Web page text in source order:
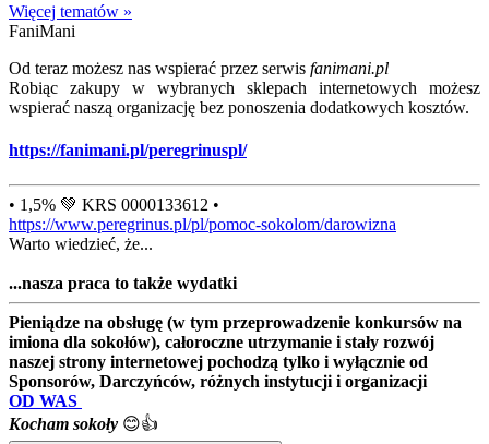
Więcej tematów »
FaniMani
Od teraz możesz nas wspierać przez serwis fanimani.pl
Robiąc zakupy w wybranych sklepach internetowych możesz
wspierać naszą organizację bez ponoszenia dodatkowych kosztów.
https://fanimani.pl/peregrinuspl/
• 1,5% 💚 KRS 0000133612 •
https://www.peregrinus.pl/pl/pomoc-sokolom/darowizna
Warto wiedzieć, że...
...nasza praca to także wydatki
Pieniądze na obsługę (w tym przeprowadzenie konkursów na
imiona dla sokołów), całoroczne utrzymanie i stały rozwój
naszej strony internetowej pochodzą tylko i wyłącznie od
Sponsorów, Darczyńców, różnych instytucji i organizacji
OD WAS
Kocham sokoły 😊👍